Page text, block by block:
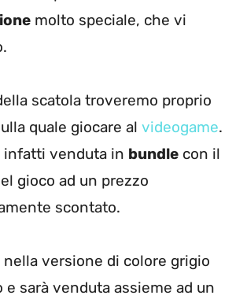
molto speciale, che vi
scatola troveremo proprio
quale giocare al videogame.
infatti venduta in bundle con il
gioco ad un prezzo
scontato.
nella versione di colore grigio
e sarà venduta assieme ad un